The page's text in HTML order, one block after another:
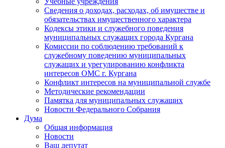
Сведения о доходах, расходах, об имуществе и
обязательствах имущественного характера
Кодексы этики и служебного поведения
муниципальных служащих города Кургана
Комиссии по соблюдению требований к
служебному поведению муниципальных
служащих и урегулированию конфликта
интересов ОМС г. Кургана
Конфликт интересов на муниципальной службе
Методические рекомендации
Памятка для муниципальных служащих
Новости Федерального Cобрания
Дума
Общая информация
Новости
Ваш депутат